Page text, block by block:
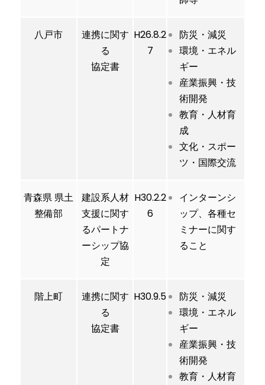
八戸市
連携に関す
る
協定書
H26.8.2
7
防災・減災
環境・エネル
ギー
産業振興・技
術開発
教育・人材育
成
文化・スポー
ツ・国際交流
青森県 県土
整備部
建設系人材
支援に関す
るパートナ
ーシップ協
定
H30.2.2
6
インターンシ
ップ、各種セ
ミナーに関す
ること
階上町
連携に関す
る
協定書
H30.9.5
防災・減災
環境・エネル
ギー
産業振興・技
術開発
教育・人材育